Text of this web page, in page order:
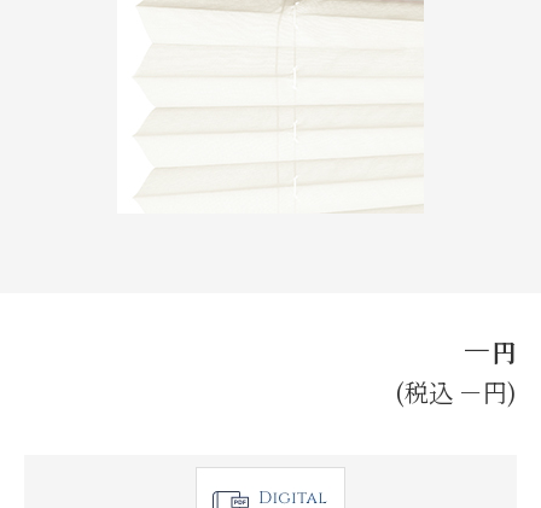
お気に入りリスト
－円
(税込 －円)